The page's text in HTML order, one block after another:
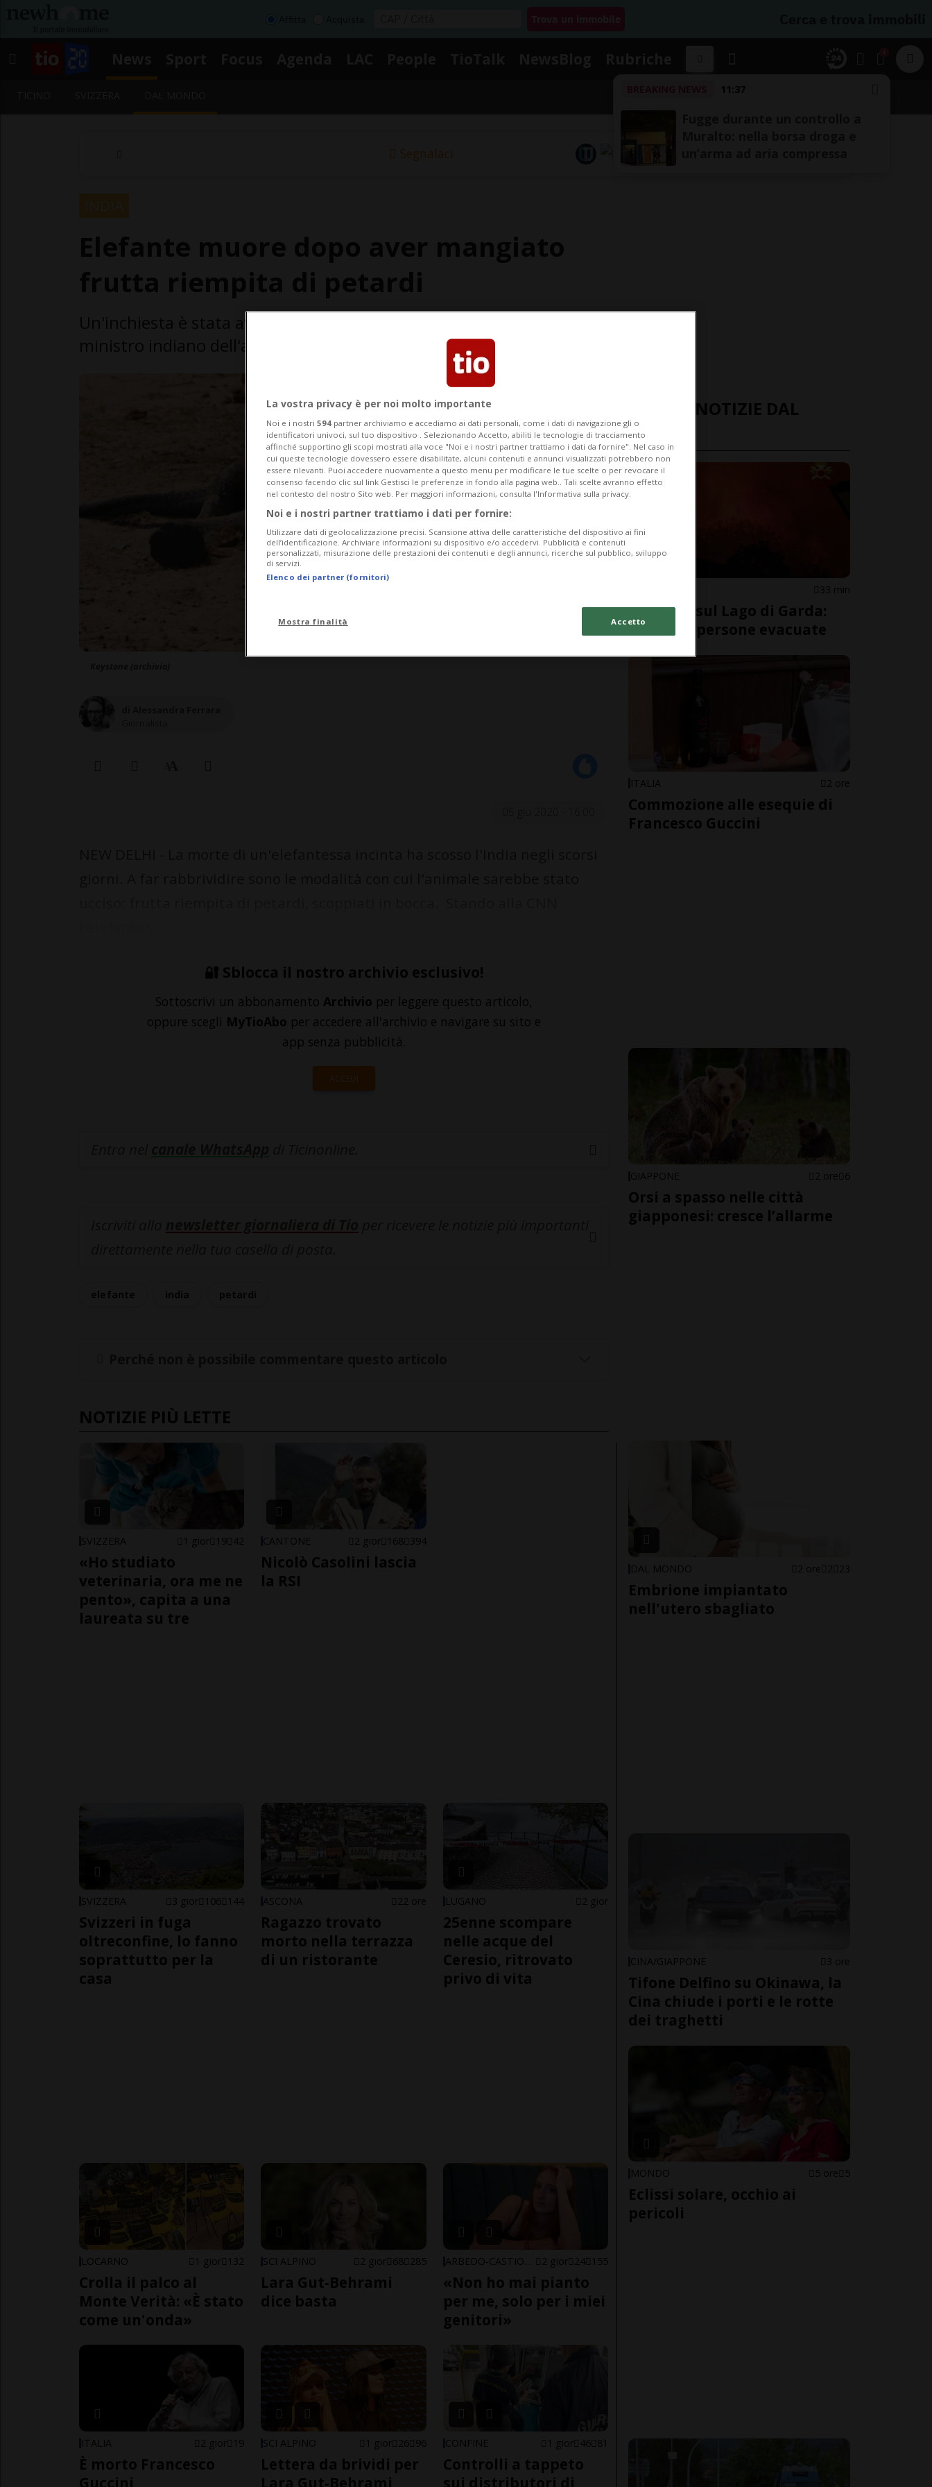
11:37
Segnalaci
🔐 Sblocca il nostro archivio esclusivo!
Sottoscrivi un abbonamento Archivio per leggere questo articolo,
oppure scegli MyTioAbo per accedere all'archivio e navigare su sito e
app senza pubblicità.
ACCEDI
NOTIZIE PIÙ LETTE
SVIZZERA 1 gior 19 42
«Ho studiato
veterinaria, ora me ne
pento», capita a una
laureata su tre
CANTONE 2 gior 168 394
Nicolò Casolini lascia
la RSI
SVIZZERA 3 gior 106 144
Svizzeri in fuga
oltreconfine, lo fanno
soprattutto per la
casa
ASCONA 22 ore
Ragazzo trovato
morto nella terrazza
di un ristorante
LUGANO 2 gior
25enne scompare
nelle acque del
Ceresio, ritrovato
privo di vita
LOCARNO 1 gior 132
Crolla il palco al
Monte Verità: «È stato
come un'onda»
SCI ALPINO 2 gior 68 285
Lara Gut-Behrami
dice basta
2 gior 24 155
«Non ho mai pianto
per me, solo per i miei
genitori»
ITALIA 2 gior 19
È morto Francesco
Guccini
SCI ALPINO 1 gior 26 96
Lettera da brividi per
Lara Gut-Behrami
CONFINE 1 gior 46 81
Controlli a tappeto
sui distributori di
ULTIME NOTIZIE DAL
MONDO
33 min
Incendio sul Lago di Garda:
oltre 200 persone evacuate
ITALIA 2 ore
Commozione alle esequie di
Francesco Guccini
GIAPPONE 2 ore 6
Orsi a spasso nelle città
giapponesi: cresce l’allarme
DAL MONDO 2 ore 2 23
Embrione impiantato
nell'utero sbagliato
CINA/GIAPPONE 3 ore
Tifone Delfino su Okinawa, la
Cina chiude i porti e le rotte
dei traghetti
MONDO 5 ore 5
Eclissi solare, occhio ai
pericoli
La vostra privacy è per noi molto importante
Noi e i nostri 594 partner archiviamo e accediamo ai dati personali, come i dati di navigazione gli o
identificatori univoci, sul tuo dispositivo . Selezionando Accetto, abiliti le tecnologie di tracciamento
affinché supportino gli scopi mostrati alla voce "Noi e i nostri partner trattiamo i dati da fornire". Nel caso in
cui queste tecnologie dovessero essere disabilitate, alcuni contenuti e annunci visualizzati potrebbero non
essere rilevanti. Puoi accedere nuovamente a questo menu per modificare le tue scelte o per revocare il
consenso facendo clic sul link Gestisci le preferenze in fondo alla pagina web.. Tali scelte avranno effetto
nel contesto del nostro Sito web. Per maggiori informazioni, consulta l'Informativa sulla privacy.
Noi e i nostri partner trattiamo i dati per fornire:
Utilizzare dati di geolocalizzazione precisi. Scansione attiva delle caratteristiche del dispositivo ai fini
dell’identificazione. Archiviare informazioni su dispositivo e/o accedervi. Pubblicità e contenuti
personalizzati, misurazione delle prestazioni dei contenuti e degli annunci, ricerche sul pubblico, sviluppo
di servizi.
Elenco dei partner (fornitori)
Mostra finalità Accetto